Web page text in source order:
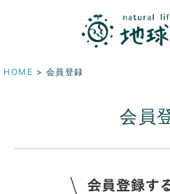
HOME 会員登録
会員